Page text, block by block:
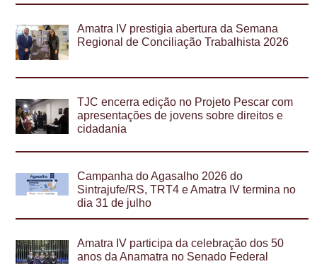
Amatra IV prestigia abertura da Semana
Regional de Conciliação Trabalhista 2026
TJC encerra edição no Projeto Pescar com
apresentações de jovens sobre direitos e
cidadania
Campanha do Agasalho 2026 do
Sintrajufe/RS, TRT4 e Amatra IV termina no
dia 31 de julho
Amatra IV participa da celebração dos 50
anos da Anamatra no Senado Federal